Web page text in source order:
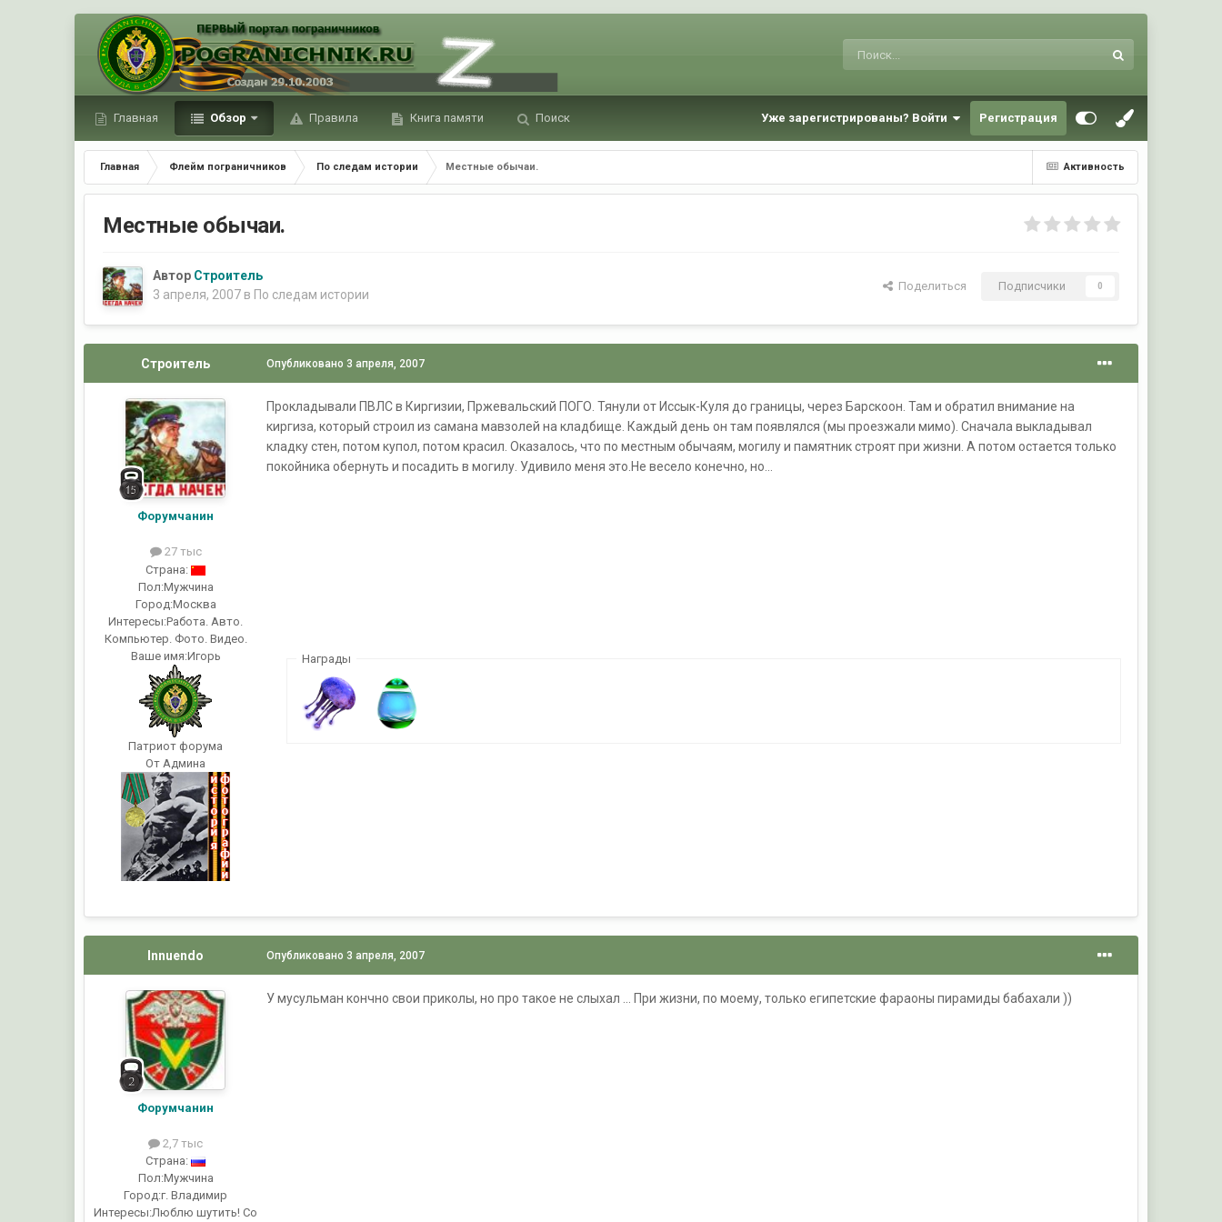
Главная Обзор Правила Книга памяти Поиск Уже зарегистрированы? Войти Регистрация
Активность
Главная Флейм пограничников По следам истории Местные обычаи.
Местные обычаи.
Автор Строитель
3 апреля, 2007 в По следам истории
Поделиться Подписчики 0
Строитель
Форумчанин
27 тыс
Страна:
Пол:Мужчина
Город:Москва
Интересы:Работа. Авто.
Компьютер. Фото. Видео.
Ваше имя:Игорь
Патриот форума
От Админа
Опубликовано 3 апреля, 2007
Прокладывали ПВЛС в Киргизии, Пржевальский ПОГО. Тянули от Иссык-Куля до границы, через Барскоон. Там и обратил внимание на
киргиза, который строил из самана мавзолей на кладбище. Каждый день он там появлялся (мы проезжали мимо). Сначала выкладывал
кладку стен, потом купол, потом красил. Оказалось, что по местным обычаям, могилу и памятник строят при жизни. А потом остается только
покойника обернуть и посадить в могилу. Удивило меня это.Не весело конечно, но...
Награды
Innuendo
Форумчанин
2,7 тыс
Страна:
Пол:Мужчина
Город:г. Владимир
Интересы:Люблю шутить! Со
Опубликовано 3 апреля, 2007
У мусульман кончно свои приколы, но про такое не слыхал ... При жизни, по моему, только египетские фараоны пирамиды бабахали ))